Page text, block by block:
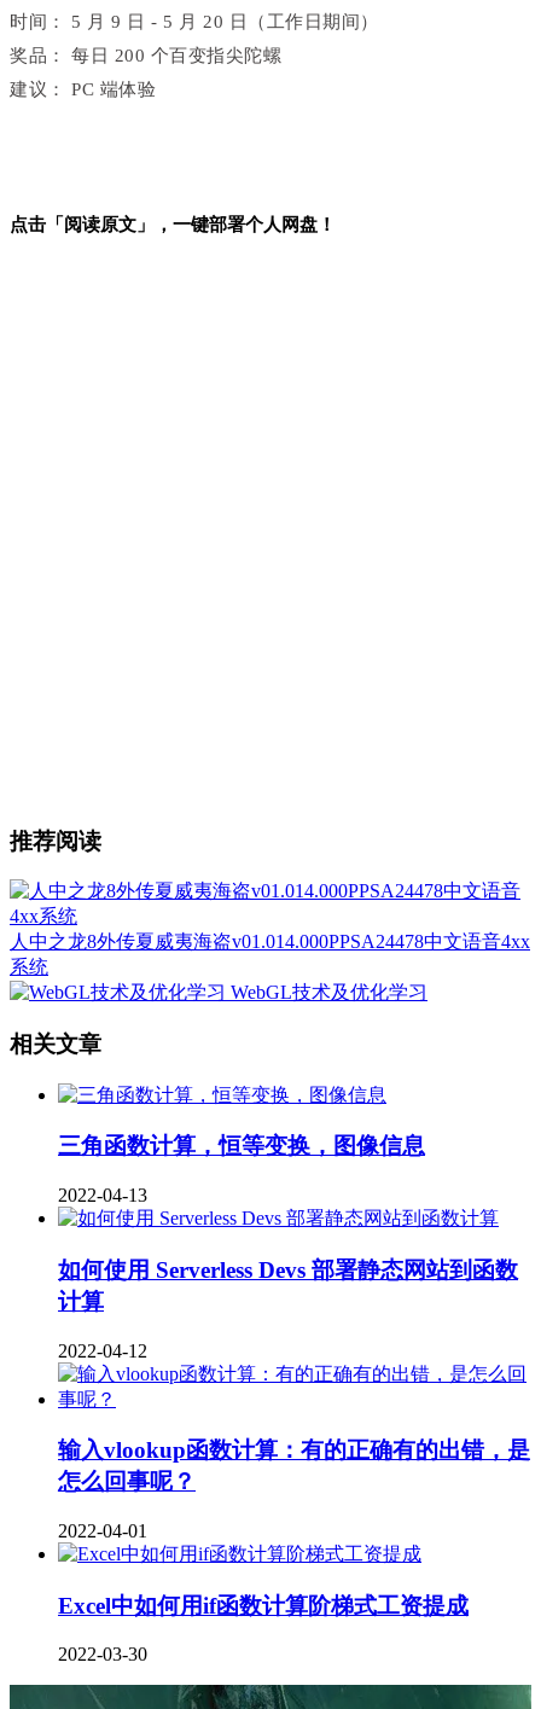
时间：
5 月 9 日 - 5 月 20 日（工作日期间）
奖品：
每日 200 个百变指尖陀螺
建议：
PC 端体验
点击「阅读原文」，一键部署个人网盘！
推荐阅读
人中之龙8外传夏威夷海盗v01.014.000PPSA24478中文语音4xx
系统
WebGL技术及优化学习
相关文章
三角函数计算，恒等变换，图像信息
2022-04-13
如何使用 Serverless Devs 部署静态网站到函数
计算
2022-04-12
输入vlookup函数计算：有的正确有的出错，是
怎么回事呢？
2022-04-01
Excel中如何用if函数计算阶梯式工资提成
2022-03-30